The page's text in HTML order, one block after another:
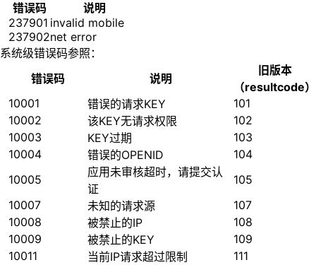
错误码
说明
237901 invalid mobile
237902net error
系统级错误码参照：
错误码
说明
旧版本
（resultcode）
10001
错误的请求KEY
101
10002
该KEY无请求权限
102
10003
KEY过期
103
10004
错误的OPENID
104
10005
应用未审核超时，请提交认
证
105
10007
未知的请求源
107
10008
被禁止的IP
108
10009
被禁止的KEY
109
10011
当前IP请求超过限制
111